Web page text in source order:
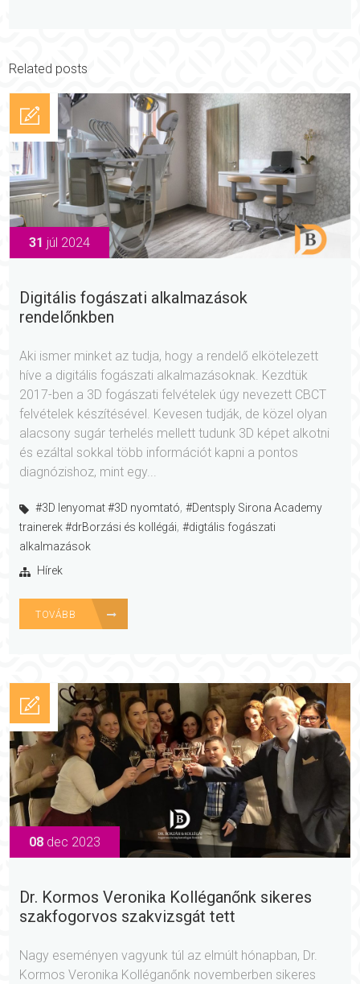
Related posts
31 júl 2024
Digitális fogászati alkalmazások
rendelőnkben
Aki ismer minket az tudja, hogy a rendelő elkötelezett
híve a digitális fogászati alkalmazásoknak. Kezdtük
2017-ben a 3D fogászati felvételek úgy nevezett CBCT
felvételek készítésével. Kevesen tudják, de közel olyan
alacsony sugár terhelés mellett tudunk 3D képet alkotni
és ezáltal sokkal több információt kapni a pontos
diagnózishoz, mint egy...
#3D lenyomat #3D nyomtató,#Dentsply Sirona Academy
trainerek #drBorzási és kollégái,#digtális fogászati
alkalmazások
Hírek
TOVÁBB
08 dec 2023
Dr. Kormos Veronika Kolléganőnk sikeres
szakfogorvos szakvizsgát tett
Nagy eseményen vagyunk túl az elmúlt hónapban, Dr.
Kormos Veronika Kolléganőnk novemberben sikeres